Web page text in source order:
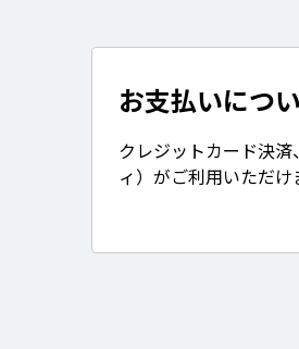
お支払いにつ
クレジットカード決
ィ）がご利用いただけ